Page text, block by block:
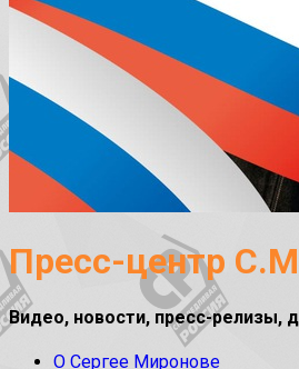
Пресс-центр
Видео, новости, пресс-релизы,
О Сергее Миронове